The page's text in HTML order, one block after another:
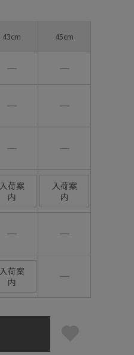
43cm 45cm
― ―
― ―
― ―
入荷案
内
入荷案
内
― ―
入荷案
内
―